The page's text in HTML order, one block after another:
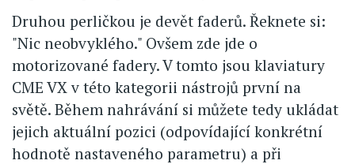
Druhou perličkou je devět faderů. Řeknete si:
"Nic neobvyklého." Ovšem zde jde o
motorizované fadery. V tomto jsou klaviatury
CME VX v této kategorii nástrojů první na
světě. Během nahrávání si můžete tedy ukládat
jejich aktuální pozici (odpovídající konkrétní
hodnotě nastaveného parametru) a při